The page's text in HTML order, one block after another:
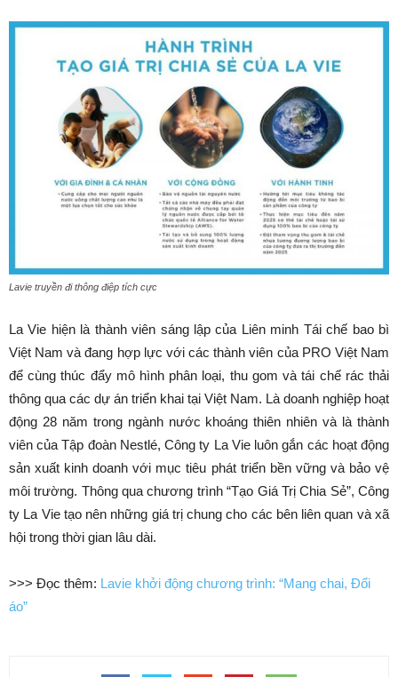
Lavie truyền đi thông điệp tích cực
La Vie hiện là thành viên sáng lập của Liên minh Tái chế bao bì
Việt Nam và đang hợp lực với các thành viên của PRO Việt Nam
để cùng thúc đẩy mô hình phân loại, thu gom và tái chế rác thải
thông qua các dự án triển khai tại Việt Nam. Là doanh nghiệp hoạt
động 28 năm trong ngành nước khoáng thiên nhiên và là thành
viên của Tập đoàn Nestlé, Công ty La Vie luôn gắn các hoạt động
sản xuất kinh doanh với mục tiêu phát triển bền vững và bảo vệ
môi trường. Thông qua chương trình “Tạo Giá Trị Chia Sẻ”, Công
ty La Vie tạo nên những giá trị chung cho các bên liên quan và xã
hội trong thời gian lâu dài.
>>> Đọc thêm: Lavie khởi động chương trình: “Mang chai, Đổi
áo”